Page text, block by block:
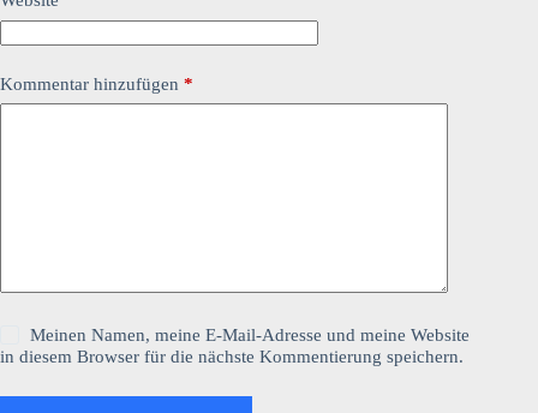
Kommentar hinzufügen *
Meinen Namen, meine E-Mail-Adresse und meine Website
in diesem Browser für die nächste Kommentierung speichern.